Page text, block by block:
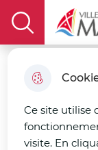
Ce site utilise
visite. En
display the
Ville de
Elora
Vêtement